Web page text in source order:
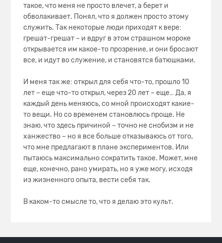
такое, что меня не просто влечет, а берет и
обволакивает. Понял, что я должен просто этому
служить. Так некоторые люди приходят к вере:
грешат-грешат – и вдруг в этом страшном мороке
открывается им какое-то прозрение, и они бросают
все, и идут во служение, и становятся батюшками.
И меня так же: открыл для себя что-то, прошло 10
лет – еще что-то открыл, через 20 лет – еще… Да, я
каждый день меняюсь, со мной происходят какие-
то вещи. Но со временем становлюсь проще. Не
знаю, что здесь причиной – точно не снобизм и не
ханжество – но я все больше отказываюсь от того,
что мне предлагают в плане экспериментов. Или
пытаюсь максимально сократить такое. Может, мне
еще, конечно, рано умирать, но я уже могу, исходя
из жизненного опыта, вести себя так.
В каком-то смысле то, что я делаю это культ.